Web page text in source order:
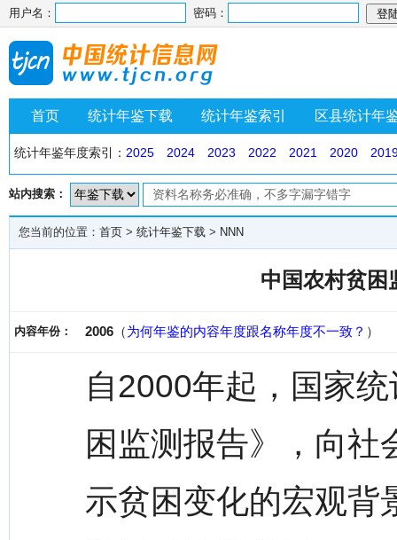
用户名： 密码：
首页 统计年鉴下载 统计年鉴索引 区县统计年
统计年鉴年度索引： 2025 2024 2023 2022 2021 2020
站内搜索：
您当前的位置： 首页 > 统计年鉴下载 > NNN
中国农村贫困
内容年份： 2006 （为何年鉴的内容年度跟名称年度不一致？ ）
自2000年起，国家
困监测报告》，向
示贫困变化的宏观背